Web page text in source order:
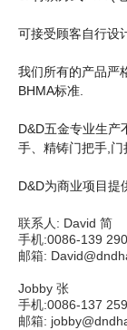
可接受顾客自行设
我们所有的产品严
BHMA标准.
D&D五金专业生产
手、精铸门把手,
D&D为商业项目提
联系人: David 简
手机:0086-139
邮箱:
Jobby 张
手机:0086-137
邮箱: